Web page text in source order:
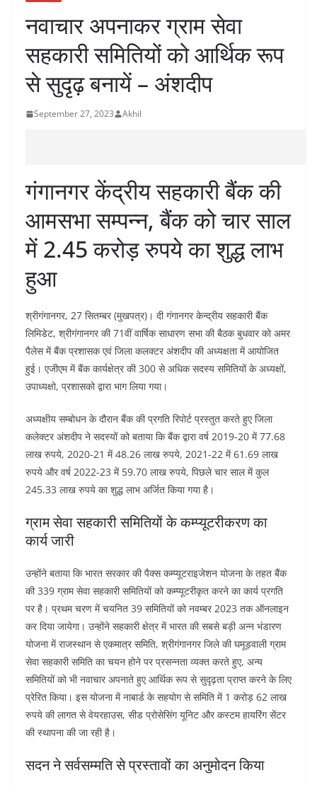
नवाचार अपनाकर ग्राम सेवा
सहकारी समितियों को आर्थिक रूप
से सुदृढ़ बनायें – अंशदीप
September 27, 2023 Akhil
गंगानगर केंद्रीय सहकारी बैंक की
आमसभा सम्पन्न, बैंक को चार साल
में 2.45 करोड़ रुपये का शुद्ध लाभ
हुआ
श्रीगंगानगर, 27 सितम्बर (मुखपत्र)। दी गंगानगर केन्द्रीय सहकारी बैंक
लिमिडेट, श्रीगंगानगर की 71वीं वार्षिक साधारण सभा की बैठक बुधवार को अमर
पैलेस में बैंक प्रशासक एवं जिला कलक्टर अंशदीप की अध्यक्षता में आयोजित
हुई। एजीएम में बैंक कार्यक्षेत्र की 300 से अधिक सदस्य समितियों के अध्यक्षों,
उपाध्यक्षो, प्रशासको द्वारा भाग लिया गया।
अध्यक्षीय सम्बोधन के दौरान बैंक की प्रगति रिपोर्ट प्रस्तुत करते हुए जिला
कलेक्टर अंशदीप ने सदस्यों को बताया कि बैंक द्वारा वर्ष 2019-20 में 77.68
लाख रुपये, 2020-21 में 48.26 लाख रुपये, 2021-22 में 61.69 लाख
रुपये और वर्ष 2022-23 में 59.70 लाख रुपये, पिछले चार साल में कुल
245.33 लाख रुपये का शुद्ध लाभ अर्जित किया गया है।
ग्राम सेवा सहकारी समितियों के कम्प्यूटरीकरण का
कार्य जारी
उन्होंने बताया कि भारत सरकार की पैक्स कम्प्यूटराइजेशन योजना के तहत बैंक
की 339 ग्राम सेवा सहकारी समितियों को कम्प्यूटरीकृत करने का कार्य प्रगति
पर है। प्रथम चरण में चयनित 39 समितियों को नवम्बर 2023 तक ऑनलाइन
कर दिया जायेगा। उन्होंने सहकारी क्षेत्र में भारत की सबसे बड़ी अन्न भंडारण
योजना में राजस्थान से एकमात्र समिति, श्रीगंगानगर जिले की घमूड़वाली ग्राम
सेवा सहकारी समिति का चयन होने पर प्रसन्नता व्यक्त करते हुए, अन्य
समितियों को भी नवाचार अपनाते हुए आर्थिक रूप से सुदृढ़ता प्राप्त करने के लिए
प्रेरित किया। इस योजना में नाबार्ड के सहयोग से समिति में 1 करोड़ 62 लाख
रुपये की लागत से वेयरहाउस, सीड प्रोसेसिंग यूनिट और कस्टम हायरिंग सेंटर
की स्थापना की जा रही है।
सदन ने सर्वसम्मति से प्रस्तावों का अनुमोदन किया